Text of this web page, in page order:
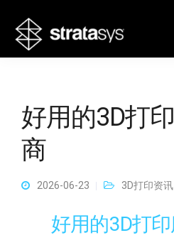
好用的3D打
商
2026-06-23 3D打印资讯
好用的3D打